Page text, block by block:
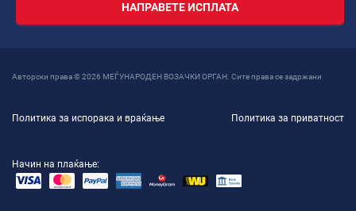
НАПРАВЕТЕ ИСПЛАТА
Авторски права © 2026 МЕЃУНАРОДЕН ВОЗАЧКИ ОРГАН. Сите права се задржани
Политика за испорака и враќање Политика за приватност
Начин на плаќање: